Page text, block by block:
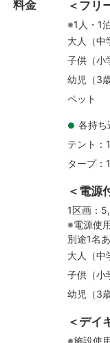
料金 ＜フリ
※1人・1
大人（中
子供（小
幼児（3
ペッ
● 各持
テント：
タープ：
＜電源
1区画：
※電源使
別途1名
大人（中
子供（小
幼児（3
＜デイ
※施設使